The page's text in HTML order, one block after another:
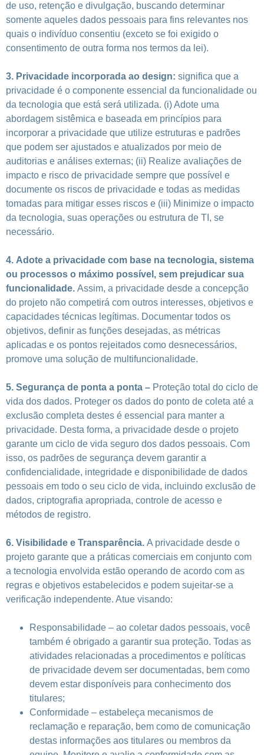
de uso, retenção e divulgação, buscando determinar
somente aqueles dados pessoais para fins relevantes nos
quais o indivíduo consentiu (exceto se foi exigido o
consentimento de outra forma nos termos da lei).
3. Privacidade incorporada ao design: significa que a
privacidade é o componente essencial da funcionalidade ou
da tecnologia que está será utilizada. (i) Adote uma
abordagem sistêmica e baseada em princípios para
incorporar a privacidade que utilize estruturas e padrões
que podem ser ajustados e atualizados por meio de
auditorias e análises externas; (ii) Realize avaliações de
impacto e risco de privacidade sempre que possível e
documente os riscos de privacidade e todas as medidas
tomadas para mitigar esses riscos e (iii) Minimize o impacto
da tecnologia, suas operações ou estrutura de TI, se
necessário.
4. Adote a privacidade com base na tecnologia, sistema
ou processos o máximo possível, sem prejudicar sua
funcionalidade. Assim, a privacidade desde a concepção
do projeto não competirá com outros interesses, objetivos e
capacidades técnicas legítimas. Documentar todos os
objetivos, definir as funções desejadas, as métricas
aplicadas e os pontos rejeitados como desnecessários,
promove uma solução de multifuncionalidade.
5. Segurança de ponta a ponta – Proteção total do ciclo de
vida dos dados. Proteger os dados do ponto de coleta até a
exclusão completa destes é essencial para manter a
privacidade. Desta forma, a privacidade desde o projeto
garante um ciclo de vida seguro dos dados pessoais. Com
isso, os padrões de segurança devem garantir a
confidencialidade, integridade e disponibilidade de dados
pessoais em todo o seu ciclo de vida, incluindo exclusão de
dados, criptografia apropriada, controle de acesso e
métodos de registro.
6. Visibilidade e Transparência. A privacidade desde o
projeto garante que a práticas comerciais em conjunto com
a tecnologia envolvida estão operando de acordo com as
regras e objetivos estabelecidos e podem sujeitar-se a
verificação independente. Atue visando:
Responsabilidade – ao coletar dados pessoais, você
também é obrigado a garantir sua proteção. Todas as
atividades relacionadas a procedimentos e políticas
de privacidade devem ser documentadas, bem como
devem estar disponíveis para conhecimento dos
titulares;
Conformidade – estabeleça mecanismos de
reclamação e reparação, bem como de comunicação
destas informações aos titulares ou membros da